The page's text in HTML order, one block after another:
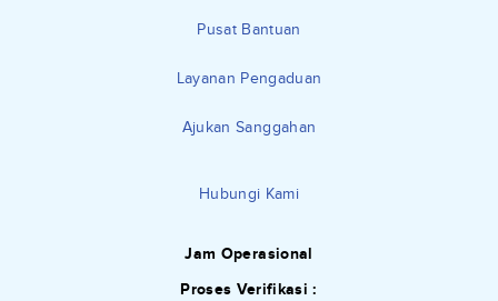
Pusat Bantuan
Layanan Pengaduan
Ajukan Sanggahan
Hubungi Kami
Jam Operasional
Proses Verifikasi :